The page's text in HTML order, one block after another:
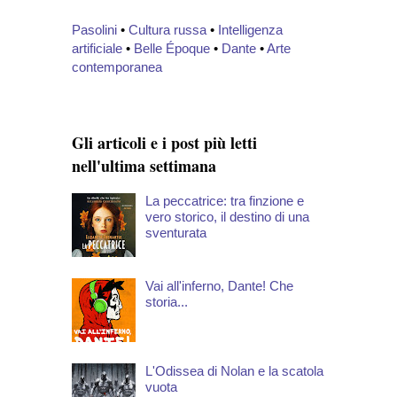
Pasolini • Cultura russa • Intelligenza
artificiale • Belle Époque • Dante •Arte
contemporanea
Gli articoli e i post più letti
nell'ultima settimana
La peccatrice: tra finzione e
vero storico, il destino di una
sventurata
Vai all'inferno, Dante! Che
storia...
L'Odissea di Nolan e la scatola
vuota